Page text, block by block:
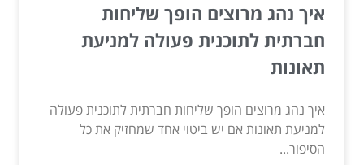
איך נהג מרוצים הופך שליחות
חברתית לתוכנית פעולה למניעת
תאונות
איך נהג מרוצים הופך שליחות חברתית לתוכנית פעולה
למניעת תאונות אם יש ביטוי אחד שמחזיק את כל
הסיפור...